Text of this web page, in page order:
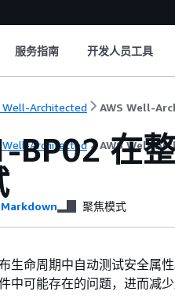
服务指南 开发人员工具
Well-Architected AWS Well-
Well-Architected AWS Well-
BP02 在
Markdown 聚焦模式
生命周期中自动测试安全属
中可能存在的问题，进而减